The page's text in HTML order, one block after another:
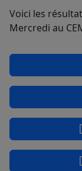
Voici les
Mercredi au